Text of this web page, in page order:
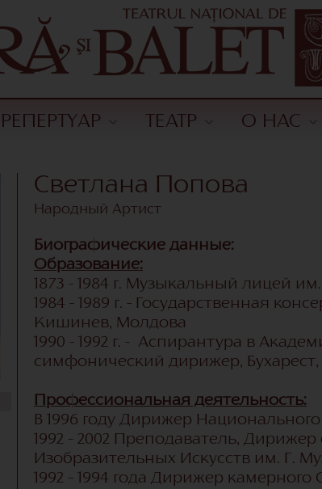
РЕПЕРТУАР ТЕАТР О НАС
Светлана Попова
Народный Артист
Биографические данные:
Образование:
1873 - 1984 г. Музыкальный лицей
1984 - 1989 г. - Государственная
Кишинев, Молдова
1990 - 1992 г. - Аспирантура в
симфонический дирижер,
Профессиональная деятельность:
В 1996 году Дирижер
1992 – 2002 Преподаватель,
Изобразительных Искусств им. Г.
1992 – 1994 года Дирижер